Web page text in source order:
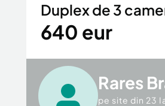
Duplex de 3
640 eur
Rares
pe site din 23